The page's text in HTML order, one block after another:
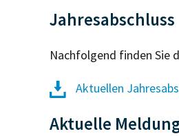
Jahresabschluss
Nachfolgend finden Sie
Aktuellen
Aktuelle